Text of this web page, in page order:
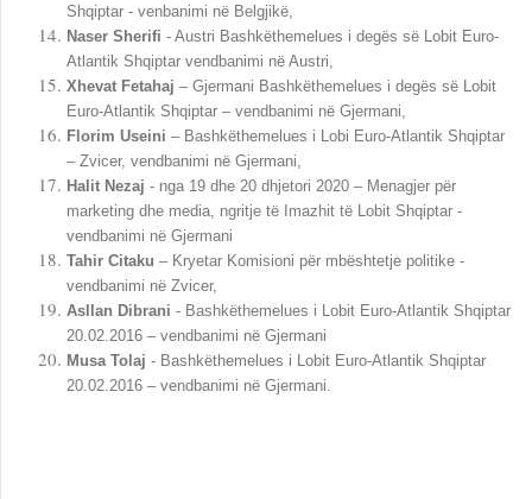
Shqiptar - venbanimi në Belgjikë,
Naser Sherifi - Austri Bashkëthemelues i degës së Lobit Euro-
Atlantik Shqiptar vendbanimi në Austri,
Xhevat Fetahaj – Gjermani Bashkëthemelues i degës së Lobit
Euro-Atlantik Shqiptar – vendbanimi në Gjermani,
Florim Useini – Bashkëthemelues i Lobi Euro-Atlantik Shqiptar
– Zvicer, vendbanimi në Gjermani,
Halit Nezaj - nga 19 dhe 20 dhjetori 2020 – Menagjer për
marketing dhe media, ngritje të Imazhit të Lobit Shqiptar -
vendbanimi në Gjermani
Tahir Citaku – Kryetar Komisioni për mbështetje politike -
vendbanimi në Zvicer,
Asllan Dibrani - Bashkëthemelues i Lobit Euro-Atlantik Shqiptar
20.02.2016 – vendbanimi në Gjermani
Musa Tolaj - Bashkëthemelues i Lobit Euro-Atlantik Shqiptar
20.02.2016 – vendbanimi në Gjermani.